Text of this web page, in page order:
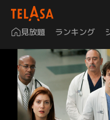
見放題 ランキング